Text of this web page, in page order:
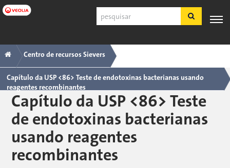
Pular
para
principal
Pesquisar
Navegação
principal
ESPECIALIZAÇÃO APLICAÇÕES
INDUSTRIAIS
Português
SDS
COA
Sobre
Inscreva-se
Trilha
Centro de recursos Sievers
Capítulo da USP <86> Teste de endotoxinas bacterianas usando
reagentes recombinantes
Capítulo da USP <86> Teste
de endotoxinas bacterianas
usando reagentes
recombinantes